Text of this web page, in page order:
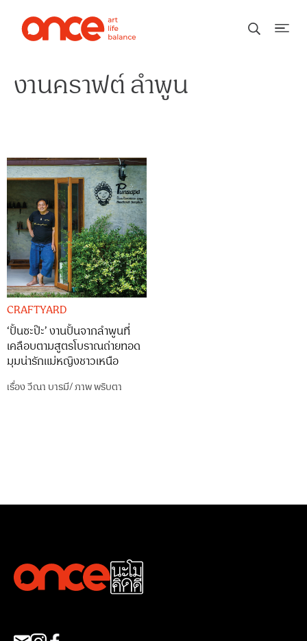
งานคราฟต์ ลำพูน
CRAFTYARD
‘ปั้นซะป๊ะ’ งานปั้นจากลำพูนที่
เคลือบตามสูตรโบราณถ่ายทอด
มุมน่ารักแม่หญิงชาวเหนือ
เรื่องวีณา บารมี/ภาพพริบตา